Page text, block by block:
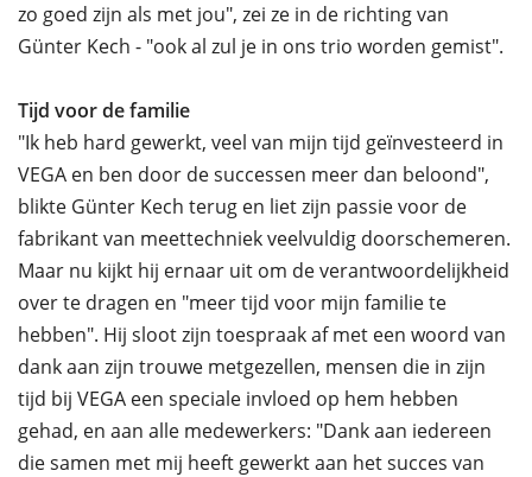
zo goed zijn als met jou", zei ze in de richting van
Günter Kech - "ook al zul je in ons trio worden gemist".
Tijd voor de familie
"Ik heb hard gewerkt, veel van mijn tijd geïnvesteerd in
VEGA en ben door de successen meer dan beloond",
blikte Günter Kech terug en liet zijn passie voor de
fabrikant van meettechniek veelvuldig doorschemeren.
Maar nu kijkt hij ernaar uit om de verantwoordelijkheid
over te dragen en "meer tijd voor mijn familie te
hebben". Hij sloot zijn toespraak af met een woord van
dank aan zijn trouwe metgezellen, mensen die in zijn
tijd bij VEGA een speciale invloed op hem hebben
gehad, en aan alle medewerkers: "Dank aan iedereen
die samen met mij heeft gewerkt aan het succes van